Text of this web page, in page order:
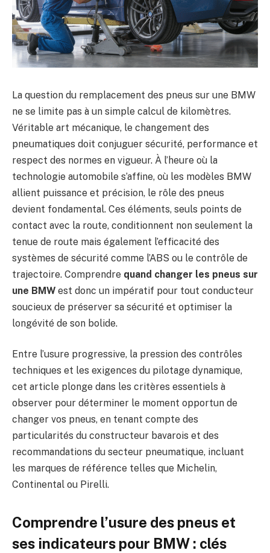
La question du remplacement des pneus sur une BMW
ne se limite pas à un simple calcul de kilomètres.
Véritable art mécanique, le changement des
pneumatiques doit conjuguer sécurité, performance et
respect des normes en vigueur. À l’heure où la
technologie automobile s’affine, où les modèles BMW
allient puissance et précision, le rôle des pneus
devient fondamental. Ces éléments, seuls points de
contact avec la route, conditionnent non seulement la
tenue de route mais également l’efficacité des
systèmes de sécurité comme l’ABS ou le contrôle de
trajectoire. Comprendre quand changer les pneus sur
une BMW est donc un impératif pour tout conducteur
soucieux de préserver sa sécurité et optimiser la
longévité de son bolide.
Entre l’usure progressive, la pression des contrôles
techniques et les exigences du pilotage dynamique,
cet article plonge dans les critères essentiels à
observer pour déterminer le moment opportun de
changer vos pneus, en tenant compte des
particularités du constructeur bavarois et des
recommandations du secteur pneumatique, incluant
les marques de référence telles que Michelin,
Continental ou Pirelli.
Comprendre l’usure des pneus et
ses indicateurs pour BMW : clés